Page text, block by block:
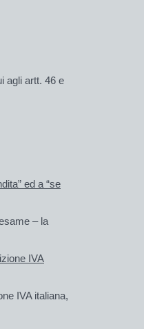
agli artt. 46 e
ed a “se
– la
IVA
IVA italiana,